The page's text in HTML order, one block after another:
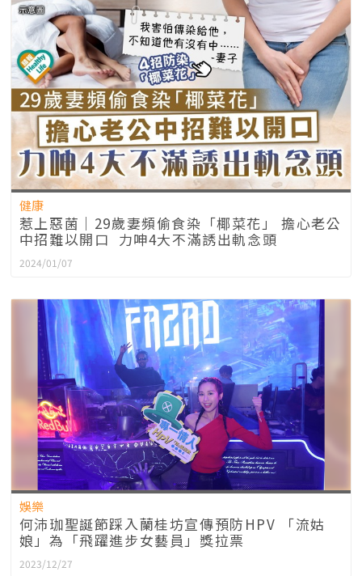
健康
惹上惡菌｜29歲妻頻偷食染「椰菜花」 擔心老公
中招難以開口 力呻4大不滿誘出軌念頭
2024/01/07
娛樂
何沛珈聖誕節踩入蘭桂坊宣傳預防HPV 「流姑
娘」為「飛躍進步女藝員」獎拉票
2023/12/27